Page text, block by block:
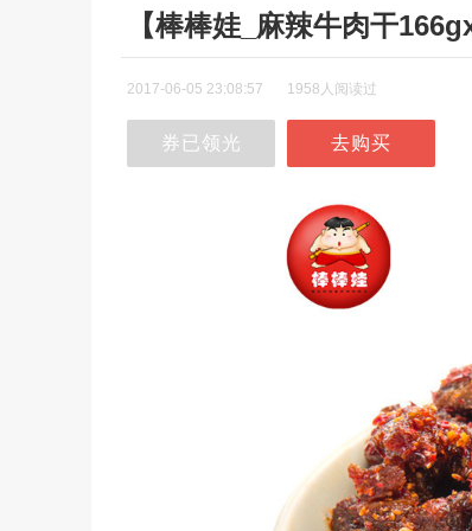
【棒棒娃_麻辣牛肉干
2017-06-05 23:08:57 1958人阅读过
券已领光 去购买